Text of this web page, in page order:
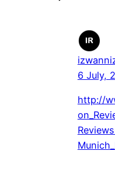
6 July,
http://